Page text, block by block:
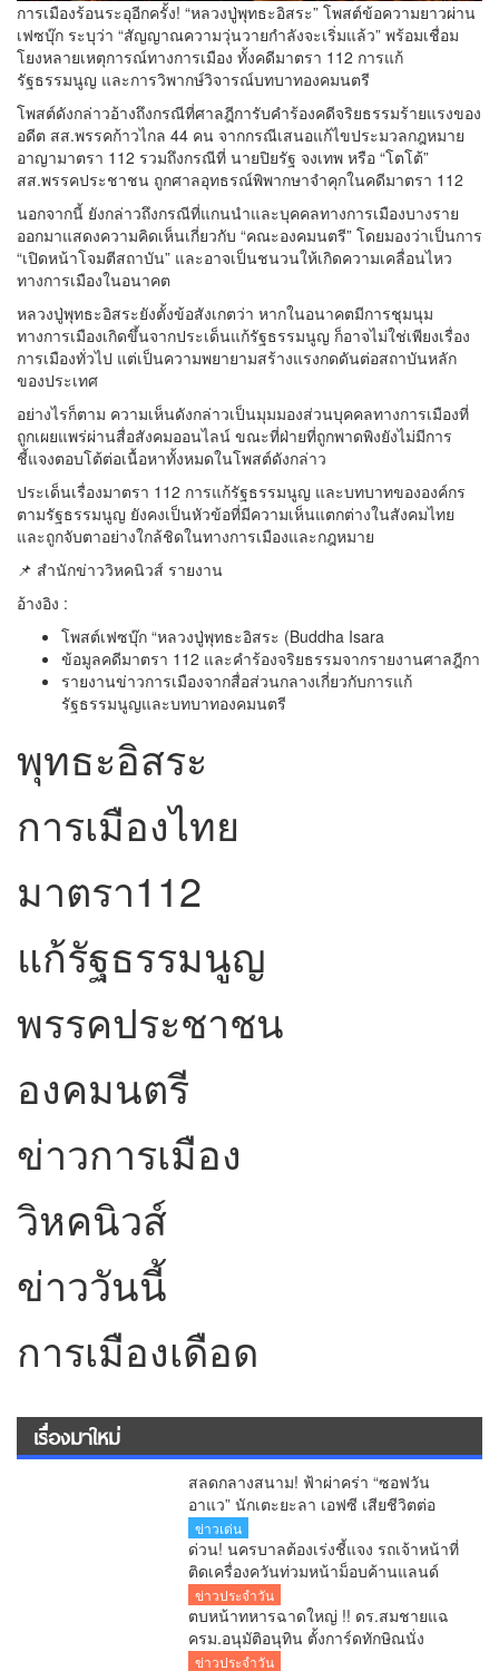
การเมืองร้อนระอุอีกครั้ง! “หลวงปู่พุทธะอิสระ” โพสต์ข้อความยาวผ่าน
เฟซบุ๊ก ระบุว่า “สัญญาณความวุ่นวายกำลังจะเริ่มแล้ว” พร้อมเชื่อม
โยงหลายเหตุการณ์ทางการเมือง ทั้งคดีมาตรา 112 การแก้
รัฐธรรมนูญ และการวิพากษ์วิจารณ์บทบาทองคมนตรี
โพสต์ดังกล่าวอ้างถึงกรณีที่ศาลฎีการับคำร้องคดีจริยธรรมร้ายแรงของ
อดีต สส.พรรคก้าวไกล 44 คน จากกรณีเสนอแก้ไขประมวลกฎหมาย
อาญามาตรา 112 รวมถึงกรณีที่ นายปิยรัฐ จงเทพ หรือ “โตโต้”
สส.พรรคประชาชน ถูกศาลอุทธรณ์พิพากษาจำคุกในคดีมาตรา 112
นอกจากนี้ ยังกล่าวถึงกรณีที่แกนนำและบุคคลทางการเมืองบางราย
ออกมาแสดงความคิดเห็นเกี่ยวกับ “คณะองคมนตรี” โดยมองว่าเป็นการ
“เปิดหน้าโจมตีสถาบัน” และอาจเป็นชนวนให้เกิดความเคลื่อนไหว
ทางการเมืองในอนาคต
หลวงปู่พุทธะอิสระยังตั้งข้อสังเกตว่า หากในอนาคตมีการชุมนุม
ทางการเมืองเกิดขึ้นจากประเด็นแก้รัฐธรรมนูญ ก็อาจไม่ใช่เพียงเรื่อง
การเมืองทั่วไป แต่เป็นความพยายามสร้างแรงกดดันต่อสถาบันหลัก
ของประเทศ
อย่างไรก็ตาม ความเห็นดังกล่าวเป็นมุมมองส่วนบุคคลทางการเมืองที่
ถูกเผยแพร่ผ่านสื่อสังคมออนไลน์ ขณะที่ฝ่ายที่ถูกพาดพิงยังไม่มีการ
ชี้แจงตอบโต้ต่อเนื้อหาทั้งหมดในโพสต์ดังกล่าว
ประเด็นเรื่องมาตรา 112 การแก้รัฐธรรมนูญ และบทบาทขององค์กร
ตามรัฐธรรมนูญ ยังคงเป็นหัวข้อที่มีความเห็นแตกต่างในสังคมไทย
และถูกจับตาอย่างใกล้ชิดในทางการเมืองและกฎหมาย
📌 สำนักข่าววิหคนิวส์ รายงาน
อ้างอิง :
โพสต์เฟซบุ๊ก “หลวงปู่พุทธะอิสระ (Buddha Isara
ข้อมูลคดีมาตรา 112 และคำร้องจริยธรรมจากรายงานศาลฎีกา
รายงานข่าวการเมืองจากสื่อส่วนกลางเกี่ยวกับการแก้
รัฐธรรมนูญและบทบาทองคมนตรี
พุทธะอิสระ
การเมืองไทย
มาตรา112
แก้รัฐธรรมนูญ
พรรคประชาชน
องคมนตรี
ข่าวการเมือง
วิหคนิวส์
ข่าววันนี้
การเมืองเดือด
เรื่องมาใหม่
สลดกลางสนาม! ฟ้าผ่าคร่า “ซอฟวัน
อาแว” นักเตะยะลา เอฟซี เสียชีวิตต่อ
หน้าแฟนบอล
ข่าวเด่น
ด่วน! นครบาลต้องเร่งชี้แจง รถเจ้าหน้าที่
ติดเครื่องควันท่วมหน้าม็อบค้านแลนด์
บริดจ์ คลิปว่อนโซเชียล!
ข่าวประจำวัน
ตบหน้าทหารฉาดใหญ่ !! ดร.สมชายแฉ
ครม.อนุมัติอนุทิน ตั้งการ์ดทักษิณนั่ง
ผอ.ปฎิรูปประเทศ ระดับ C11 จับโป๊ะ
ข่าวประจำวัน